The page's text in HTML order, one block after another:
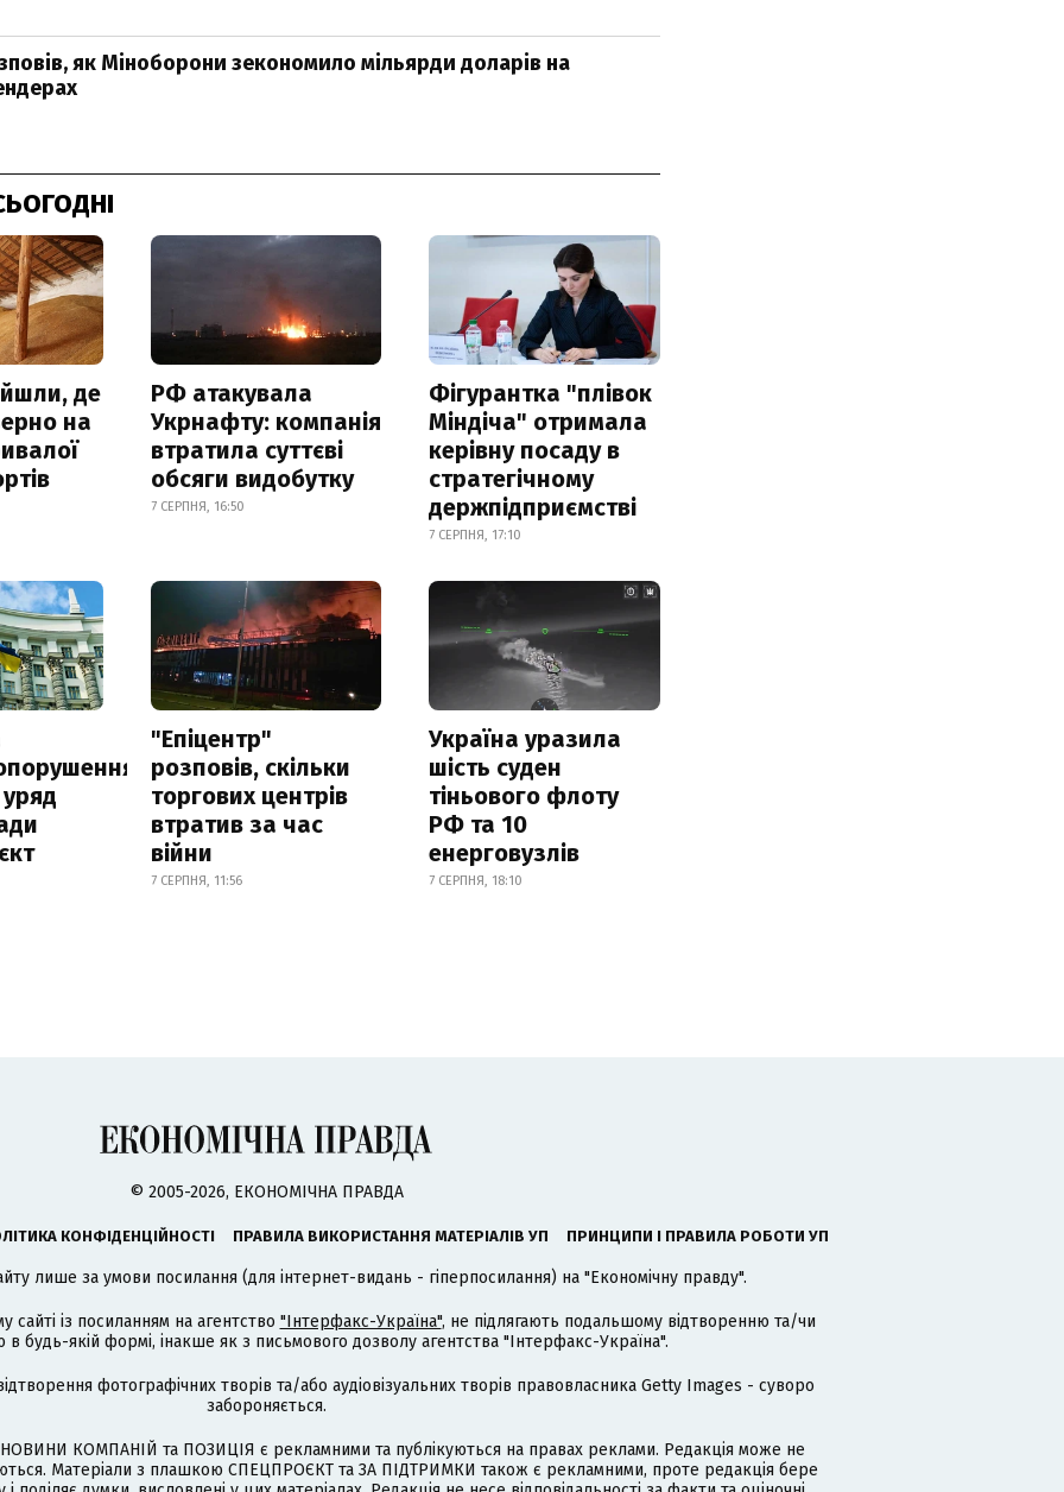
як Міноборони зекономило мільярди доларів на
де
на
РФ атакувала
Укрнафту: компанія
втратила суттєві
обсяги видобутку
7 СЕРПНЯ, 16:50
Фігурантка "плівок
Міндіча" отримала
керівну посаду в
стратегічному
держпідприємстві
7 СЕРПНЯ, 17:10
"Епіцентр"
розповів, скільки
торгових центрів
втратив за час
війни
7 СЕРПНЯ, 11:56
Україна уразила
шість суден
тіньового флоту
РФ та 10
енерговузлів
7 СЕРПНЯ, 18:10
© 2005-2026, ЕКОНОМІЧНА ПРАВДА
КОНФІДЕНЦІЙНОСТІ ПРАВИЛА ВИКОРИСТАННЯ МАТЕРІАЛІВ УП ПРИНЦИПИ І ПРАВИЛА РОБОТИ УП
лише за умови посилання (для інтернет-видань - гіперпосилання) на "Економічну правду".
сайті із посиланням на агентство "Інтерфакс-Україна", не підлягають подальшому відтворенню та/чи
будь-якій формі, інакше як з письмового дозволу агентства "Інтерфакс-Україна".
фотографічних творів та/або аудіовізуальних творів правовласника Getty Images - суворо
забороняється.
НОВИНИ КОМПАНІЙ та ПОЗИЦІЯ є рекламними та публікуються на правах реклами. Редакція може не
Матеріали з плашкою СПЕЦПРОЄКТ та ЗА ПІДТРИМКИ також є рекламними, проте редакція бере